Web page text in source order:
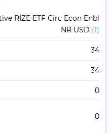
RIZE ETF Circ Econ Enbl
NR USD (1)
34
34
0
0